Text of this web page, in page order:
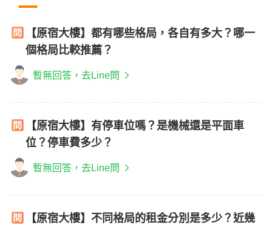
【原宿大樓】都有哪些格局，各自有多大？哪一
個格局比較推薦？
暫無回答，去Line問
【原宿大樓】有停車位嗎？是機械還是平面車
位？停車費多少？
暫無回答，去Line問
【原宿大樓】不同格局的租金分別是多少？近幾